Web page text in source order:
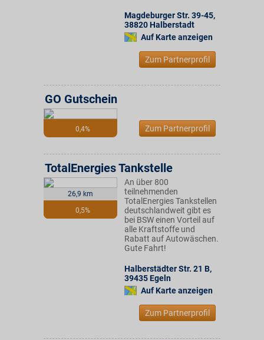
Magdeburger Str. 39-45,
38820 Halberstadt
Auf Karte anzeigen
Zum Partnerprofil
0,4%
GO Gutschein
Zum Partnerprofil
26,9 km
0,5%
TotalEnergies Tankstelle
An über 800
teilnehmenden
TotalEnergies Tankstellen
deutschlandweit gibt es
bei BSW einen Vorteil auf
alle Kraftstoffe und
Rabatt auf Autowäschen.
Gute Fahrt!
Halberstädter Str. 21 B,
39435 Egeln
Auf Karte anzeigen
Zum Partnerprofil